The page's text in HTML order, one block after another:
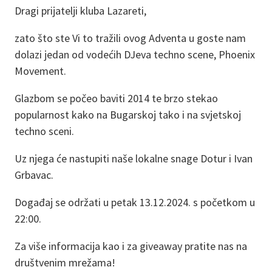
Dragi prijatelji kluba Lazareti,
zato što ste Vi to tražili ovog Adventa u goste nam
dolazi jedan od vodećih DJeva techno scene, Phoenix
Movement.
Glazbom se počeo baviti 2014 te brzo stekao
popularnost kako na Bugarskoj tako i na svjetskoj
techno sceni.
Uz njega će nastupiti naše lokalne snage Dotur i Ivan
Grbavac.
Događaj se održati u petak 13.12.2024. s početkom u
22:00.
Za više informacija kao i za giveaway pratite nas na
društvenim mrežama!